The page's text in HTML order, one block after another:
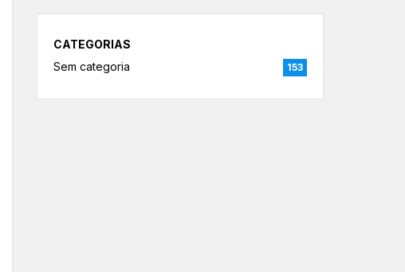
CATEGORIAS
Sem categoria
153